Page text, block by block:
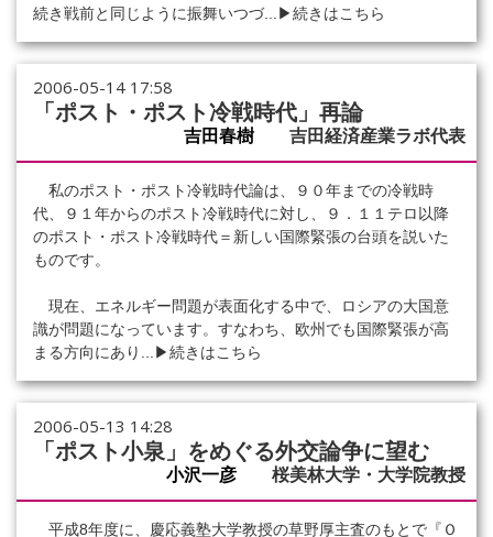
続き戦前と同じように振舞いつづ...
▶続きはこちら
2006-05-14 17:58
「ポスト・ポスト冷戦時代」再論
吉田春樹 吉田経済産業ラボ代表
私のポスト・ポスト冷戦時代論は、９０年までの冷戦時
代、９１年からのポスト冷戦時代に対し、９．１１テロ以降
のポスト・ポスト冷戦時代＝新しい国際緊張の台頭を説いた
ものです。
現在、エネルギー問題が表面化する中で、ロシアの大国意
識が問題になっています。すなわち、欧州でも国際緊張が高
まる方向にあり...
▶続きはこちら
2006-05-13 14:28
「ポスト小泉」をめぐる外交論争に望む
小沢一彦 桜美林大学・大学院教授
平成8年度に、慶応義塾大学教授の草野厚主査のもとで『Ｏ